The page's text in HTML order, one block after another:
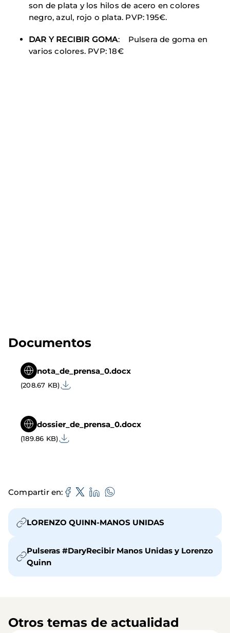
son de plata y los hilos de acero en colores
negro, azul, rojo o plata. PVP: 195€.
DAR Y RECIBIR GOMA: Pulsera de goma en
varios colores. PVP: 18€
Documentos
nota_de_prensa_0.docx
(208.67 KB)
dossier_de_prensa_0.docx
(189.86 KB)
Compartir en
LORENZO QUINN-MANOS UNIDAS
Pulseras #DaryRecibir Manos Unidas y Lorenzo
Quinn
Otros temas de actualidad